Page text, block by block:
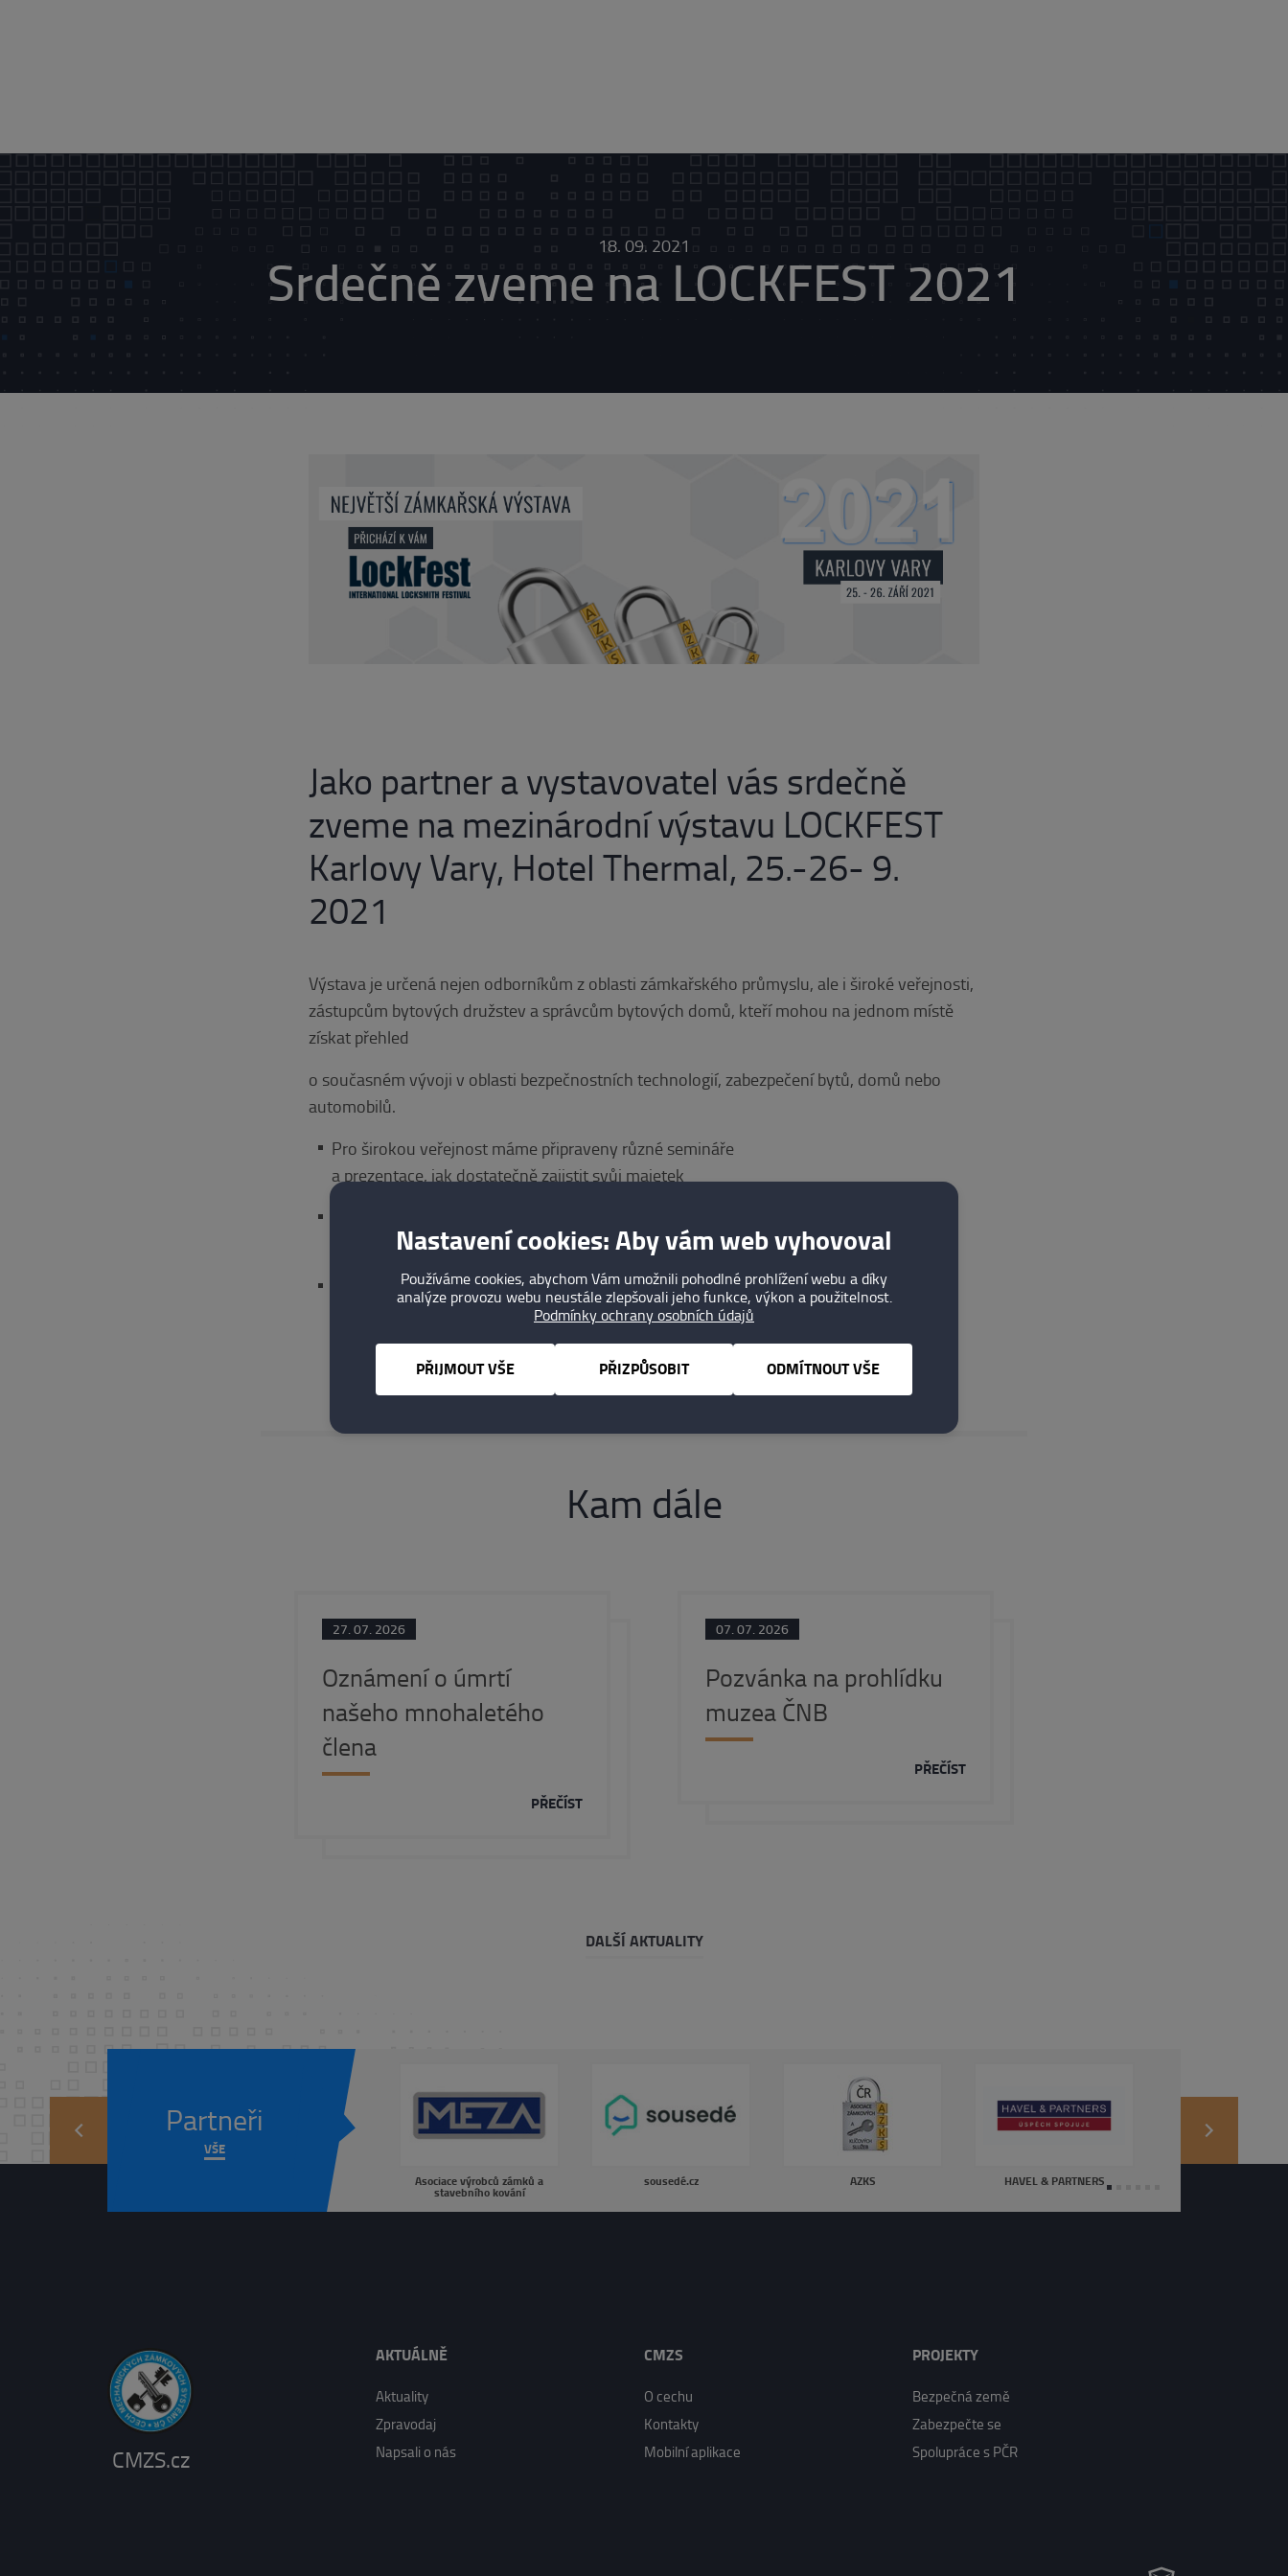
18. 09. 2021
Srdečně zveme na LOCKFEST 2021
Jako partner a vystavovatel vás srdečně
zveme na mezinárodní výstavu LOCKFEST
Karlovy Vary, Hotel Thermal, 25.-26- 9.
2021
Výstava je určená nejen odborníkům z oblasti zámkařského průmyslu, ale i široké veřejnosti,
zástupcům bytových družstev a správcům bytových domů, kteří mohou na jednom místě
získat přehled
o současném vývoji v oblasti bezpečnostních technologií, zabezpečení bytů, domů nebo
automobilů.
Pro širokou veřejnost máme připraveny různé semináře
a prezentace, jak dostatečně zajistit svůj majetek
nouzo- vého otevírání
Pro zástupce bezpečnostních složek, IZS a státní správu jsou připravena speciální
www.lockfest.eu
Kam dále
27. 07. 2026
Oznámení o úmrtí
našeho mnohaletého
člena
PŘEČÍST
07. 07. 2026
Pozvánka na prohlídku
muzea ČNB
PŘEČÍST
DALŠÍ AKTUALITY
Partneři
VŠE
Asociace výrobců zámků a
stavebního kování
sousedé.cz AZKS HAVEL & PARTNERS
prev next
CMZS.cz
AKTUÁLNĚ
Aktuality
Zpravodaj
Napsali o nás
CMZS
O cechu
Kontakty
Mobilní aplikace
PROJEKTY
Bezpečná země
Zabezpečte se
Spolupráce s PČR
Nastavení cookies: Aby vám web vyhovoval
Používáme cookies, abychom Vám umožnili pohodlné prohlížení webu a díky
analýze provozu webu neustále zlepšovali jeho funkce, výkon a použitelnost.
Podmínky ochrany osobních údajů
PŘIZPŮSOBIT ODMÍTNOUT VŠE
PŘIJMOUT VŠE